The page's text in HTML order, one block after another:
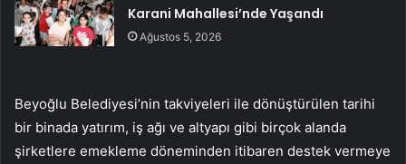
Karani Mahallesi’nde Yaşandı
Ağustos 5, 2026
Beyoğlu Belediyesi’nin takviyeleri ile dönüştürülen tarihi
bir binada yatırım, iş ağı ve altyapı gibi birçok alanda
şirketlere emekleme döneminden itibaren destek vermeye